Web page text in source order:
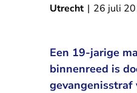
Utrecht | 26 juli
Een 19-jarige
binnenreed is
gevangenisstraf